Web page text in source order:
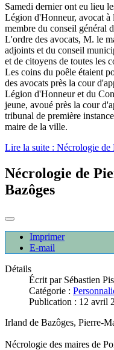
Samedi dernier ont eu lieu
Légion d'Honneur, avocat à
membre du conseil général
L'ordre des avocats, M. le
adjoints et du conseil
et de citoyens de toutes les
Les coins du poêle étaient
des avocats près la cour
Légion d'Honneur et du
jeune, avoué près la cour
tribunal de première
maire de la ville.
Lire la suite : Nécrologie
Nécrologie de
Bazôges
Imprimer
E-mail
Détails
Écrit par Sébastien
Catégorie :
Publication : 12 avril
Irland de Bazôges, Pierre-
Nécrologie des maires de